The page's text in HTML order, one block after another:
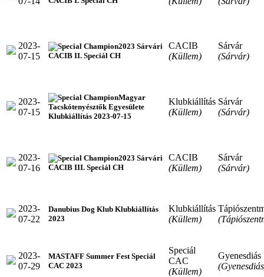
2023-
07-15
2023 Sárvári
CACIB II. Speciál CH
CACIB
(Küllem)
Sárvár
(Sárvár)
2023-
07-15
Magyar
Tacskótenyésztők Egyesülete
Klubkiállítás 2023-07-15
Klubkiállítás
(Küllem)
Sárvár
(Sárvár)
2023-
07-16
2023 Sárvári
CACIB III. Speciál CH
CACIB
(Küllem)
Sárvár
(Sárvár)
2023-
07-22
Danubius Dog Klub Klubkiállítás
2023
Klubkiállítás
(Küllem)
2023-
07-29
MASTAFF Summer Fest Speciál
CAC 2023
Speciál
CAC
(Küllem)
Gyenesdiás